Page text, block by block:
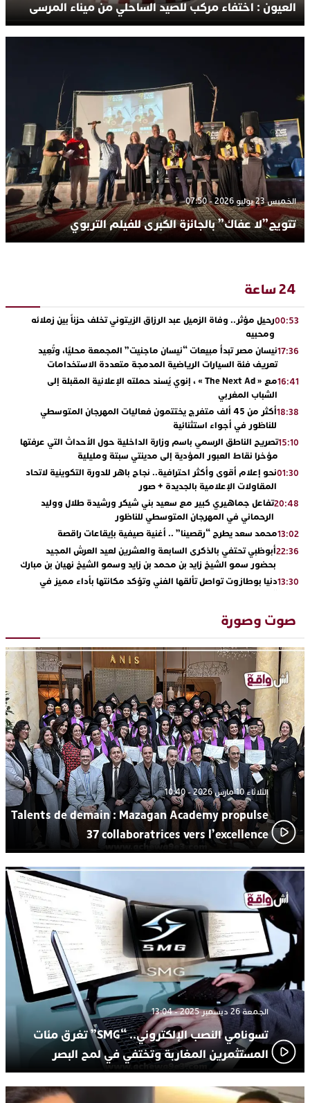
العيون : اختفاء مركب للصيد الساحلي من ميناء المرسى
الخميس 23 يوليو 2026 - 07:50
تتويج”لا عفاك” بالجائزة الكبرى للفيلم التربوي
24 ساعة
00:53رحيل مؤثر.. وفاة الزميل عبد الرزاق الزيتوني تخلف حزناً بين زملائه
ومحبيه
17:36نيسان مصر تبدأ مبيعات “نيسان ماجنيت” المجمعة محليًا، وتُعِيد
تعريف فئة السيارات الرياضية المدمجة متعددة الاستخدامات
16:41
مع « The Next Ad » ، إنوي يُسند حملته الإعلانية المقبلة إلى
الشباب المغربي
18:38
أكثر من 45 ألف متفرج يختتمون فعاليات المهرجان المتوسطي
للناظور في أجواء استثنائية
15:10تصريح الناطق الرسمي باسم وزارة الداخلية حول الأحداث التي عرفتها
مؤخرا نقاط العبور المؤدية إلى مدينتي سبتة ومليلية
01:30نحو إعلام أقوى وأكثر احترافية.. نجاح باهر للدورة التكوينية لاتحاد
المقاولات الإعلامية بالجديدة + صور
20:48تفاعل جماهيري كبير مع سعيد بني شيكر ورشيدة طلال ووليد
الرحماني في المهرجان المتوسطي للناظور
13:02محمد سعد يطرح “رقصينا” .. أغنية صيفية بإيقاعات راقصة
22:36أبوظبي تحتفي بالذكرى السابعة والعشرين لعيد العرش المجيد
بحضور سمو الشيخ زايد بن محمد بن زايد وسمو الشيخ نهيان بن مبارك
13:30دنيا بوطازوت تواصل تألقها الفني وتؤكد مكانتها بأداء مميز في
رهينتين من قبضة ذي سوابق بالجديدة
اتحاد المقاولات الإعلامية يقود قاطرة التكوين بالجديدة ويستضيف
الإعلامي سعيد بلفقير في دورة استثنائية
23:18 ترسيخا لثقافة ترشيد الموارد المائية.. اختتام فعاليات النسخة الثانية
من “القرية الذكية للماء” بمركز الاصطياف ببوزنيقة
17:36 من الراب والراي إلى العيطة والأغنية الأمازيغية.. مهرجان الناظور
المتوسطي يحتفي بتنوع الموسيقى المغربية
صوت وصورة
الثلاثاء 10 مارس 2026 - 10:40
Talents de demain : Mazagan Academy propulse
37 collaboratrices vers l’excellence
الجمعة 26 ديسمبر 2025 - 13:04
تسونامي النصب الإلكتروني.. “SMG” تغرق مئات
المستثمرين المغاربة وتختفي في لمح البصر